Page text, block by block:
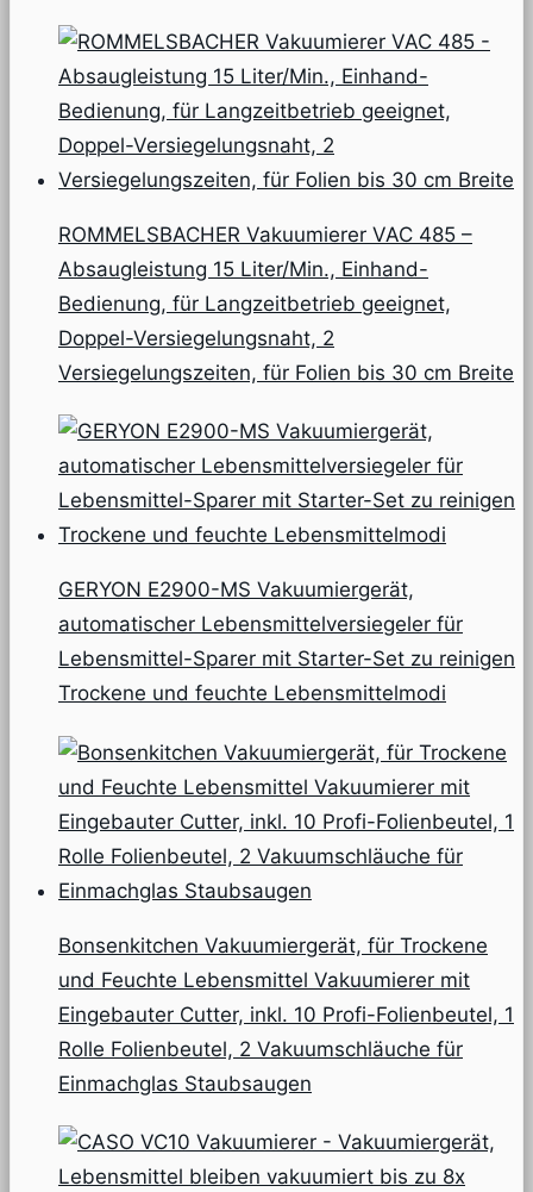
ROMMELSBACHER Vakuumierer VAC 485 –
Absaugleistung 15 Liter/Min., Einhand-
Bedienung, für Langzeitbetrieb geeignet,
Doppel-Versiegelungsnaht, 2
Versiegelungszeiten, für Folien bis 30 cm Breite
GERYON E2900-MS Vakuumiergerät,
automatischer Lebensmittelversiegeler für
Lebensmittel-Sparer mit Starter-Set zu reinigen
Trockene und feuchte Lebensmittelmodi
Bonsenkitchen Vakuumiergerät, für Trockene
und Feuchte Lebensmittel Vakuumierer mit
Eingebauter Cutter, inkl. 10 Profi-Folienbeutel, 1
Rolle Folienbeutel, 2 Vakuumschläuche für
Einmachglas Staubsaugen